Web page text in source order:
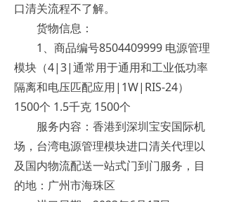
口清关流程不了解。
货物信息：
1、商品编号8504409999 电源管理
模块（4|3|通常用于通用和工业低功率
隔离和电压匹配应用|1W|RIS-24）
1500个 1.5千克 1500个
服务内容：香港到深圳宝安国际机
场，台湾电源管理模块进口清关代理以
及国内物流配送一站式门到门服务，目
的地：广州市海珠区